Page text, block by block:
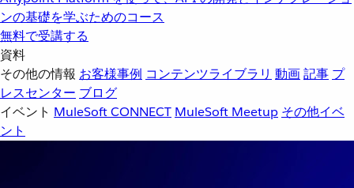
ンの基礎を学ぶためのコース
無料で受講する
資料
その他の情報 お客様事例 コンテンツライブラリ 動画記事 プ
レスセンター ブログ
イベント MuleSoft CONNECT MuleSoft Meetup その他イベ
ント